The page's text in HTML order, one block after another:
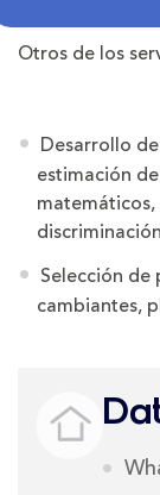
Otros de los
Desarrollo
estimación
Selección
cambiantes,